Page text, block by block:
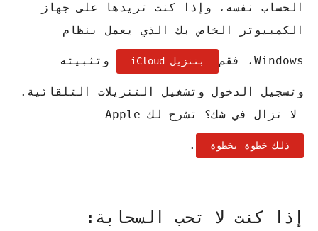
الحساب نفسه، وإذا كنت تريدها على جهاز
الكمبيوتر الخاص بك الذي يعمل بنظام
Windows، فقم بتنزيل iCloud وتثبيته
وتسجيل الدخول وتشغيل التنزيلات التلقائية.
لا تزال في شك؟ تشرح لك Apple
ذلك خطوة بخطوة .
إذا كنت لا تحب السحابة: